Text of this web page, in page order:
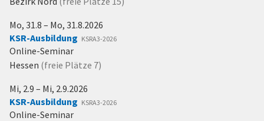
Mo, 31.8 – Mo, 31.8.2026
KSR-Ausbildung KSRA3-2026
Online-Seminar
Hessen (freie Plätze 7)
Mi, 2.9 – Mi, 2.9.2026
KSR-Ausbildung KSRA3-2026
Online-Seminar